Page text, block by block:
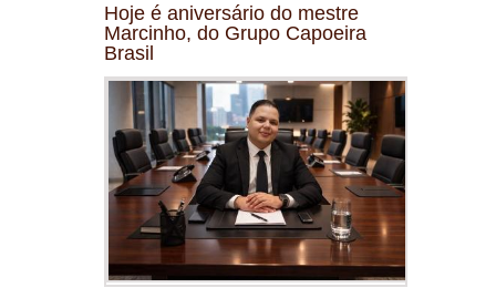
Hoje é aniversário do mestre
Marcinho, do Grupo Capoeira
Brasil